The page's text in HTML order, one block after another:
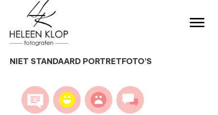
NIET STANDAARD PORTRETFOTO’S